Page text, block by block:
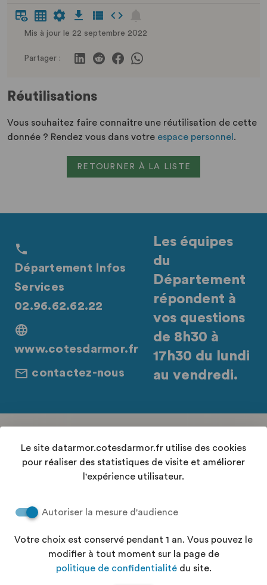
Mis à jour le 22 septembre 2022
Partager :
Réutilisations
Vous souhaitez faire connaitre une réutilisation de cette
donnée ? Rendez vous dans votre espace personnel .
RETOURNER À LA LISTE
Département Infos
Services
02.96.62.62.22
www.cotesdarmor.fr
contactez-nous
Les équipes
du
Département
répondent à
vos questions
de 8h30 à
17h30 du lundi
au vendredi.
Conditions Générales d'Utilisation
Aide
Politique de confidentialité
Plan du site
Le site datarmor.cotesdarmor.fr utilise des cookies
pour réaliser des statistiques de visite et améliorer
l'expérience utilisateur.
Autoriser la mesure d'audience
Votre choix est conservé pendant 1 an. Vous pouvez le
modifier à tout moment sur la page de
politique de confidentialitédu site.